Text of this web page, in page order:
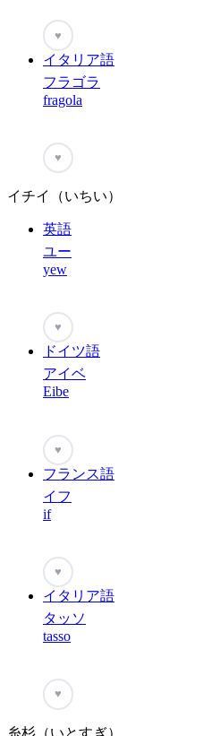
♥
イタリア語
フラゴラ
fragola
♥
イチイ（いちい）
英語
ユー
yew
♥
ドイツ語
アイベ
Eibe
♥
フランス語
イフ
if
♥
イタリア語
タッソ
tasso
♥
糸杉（いとすぎ）